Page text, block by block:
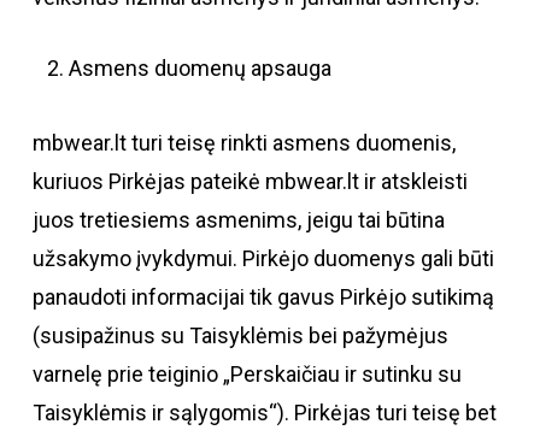
Asmens duomenų apsauga
mbwear.lt turi teisę rinkti asmens duomenis,
kuriuos Pirkėjas pateikė mbwear.lt ir atskleisti
juos tretiesiems asmenims, jeigu tai būtina
užsakymo įvykdymui. Pirkėjo duomenys gali būti
panaudoti informacijai tik gavus Pirkėjo sutikimą
(susipažinus su Taisyklėmis bei pažymėjus
varnelę prie teiginio „Perskaičiau ir sutinku su
Taisyklėmis ir sąlygomis“). Pirkėjas turi teisę bet